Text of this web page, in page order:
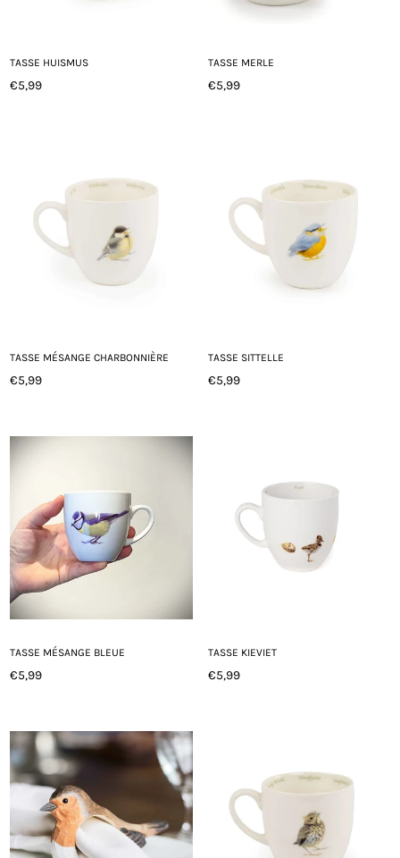
TASSE HUISMUS
Prix
€5,99
TASSE MERLE
Prix
€5,99
TASSE MÉSANGE CHARBONNIÈRE
Prix
€5,99
TASSE SITTELLE
Prix
€5,99
TASSE MÉSANGE BLEUE
Prix
€5,99
TASSE KIEVIET
Prix
€5,99